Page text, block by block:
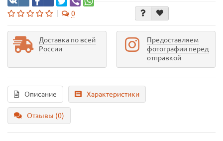
0
Доставка по всей
России
Предоставляем
фотографии перед
отправкой
Описание Характеристики
Отзывы (0)